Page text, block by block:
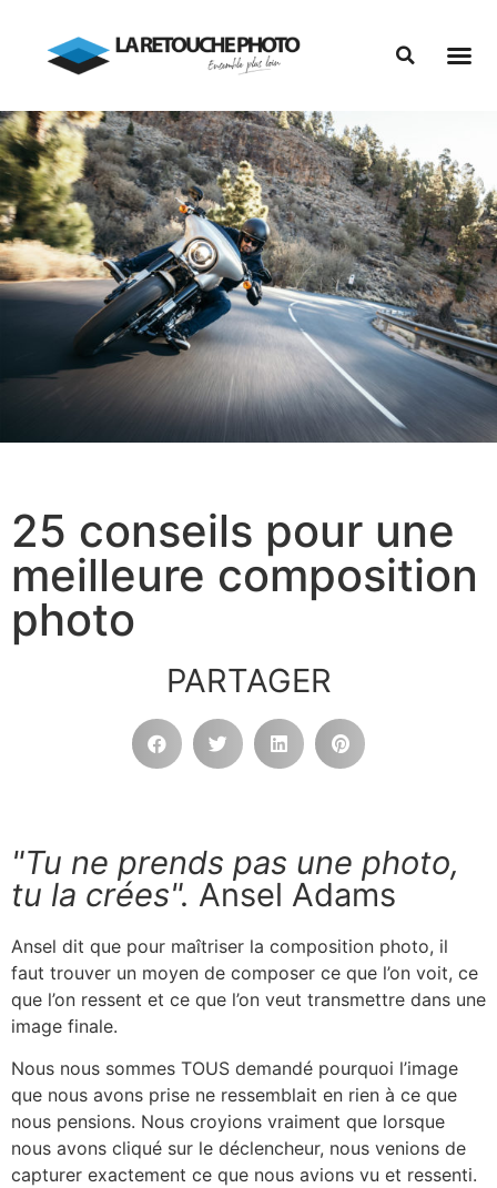
25 conseils pour une
meilleure composition
photo
PARTAGER
"Tu ne prends pas une photo,
tu la crées". Ansel Adams
Ansel dit que pour maîtriser la composition photo, il
faut trouver un moyen de composer ce que l’on voit, ce
que l’on ressent et ce que l’on veut transmettre dans une
image finale.
Nous nous sommes TOUS demandé pourquoi l’image
que nous avons prise ne ressemblait en rien à ce que
nous pensions. Nous croyions vraiment que lorsque
nous avons cliqué sur le déclencheur, nous venions de
capturer exactement ce que nous avions vu et ressenti.